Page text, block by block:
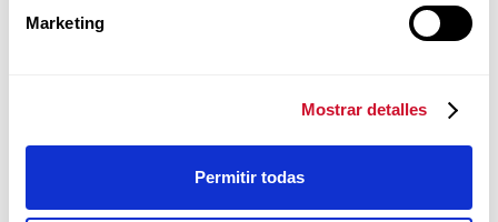
Marketing
Mostrar detalles
Permitir todas